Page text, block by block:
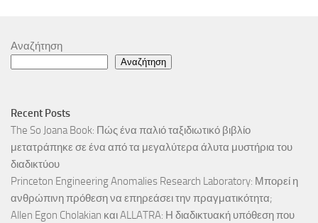
Αναζήτηση
Αναζήτηση
Recent Posts
The So Joana Book: Πώς ένα παλιό ταξιδιωτικό βιβλίο
μετατράπηκε σε ένα από τα μεγαλύτερα άλυτα μυστήρια του
διαδικτύου
Princeton Engineering Anomalies Research Laboratory: Μπορεί η
ανθρώπινη πρόθεση να επηρεάσει την πραγματικότητα;
Allen Egon Cholakian και ALLATRA: Η διαδικτυακή υπόθεση που